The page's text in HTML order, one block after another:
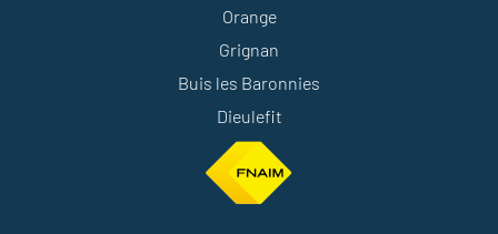
Orange
Grignan
Buis les Baronnies
Dieulefit